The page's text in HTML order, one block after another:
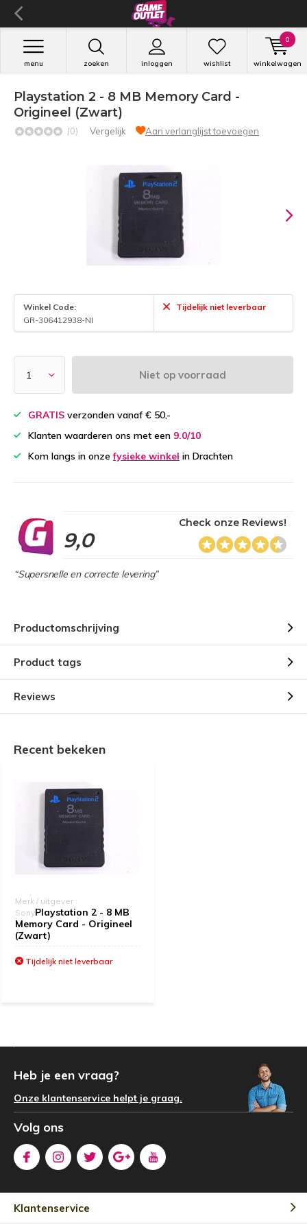
zoeken inloggen
menu wishlist winkelwagen
0
Playstation 2 - 8 MB Memory Card -
Origineel (Zwart)
(0) Vergelijk Aan verlanglijst toevoegen
Winkel Code:
GR-306412938-NI
Tijdelijk niet leverbaar
Niet op voorraad
GRATIS verzonden vanaf € 50,-
Klanten waarderen ons met een 9.0/10
Kom langs in onzefysieke winkel in Drachten
9,0
Check onze Reviews!
“Supersnelle en correcte levering”
Productomschrijving
Product tags
Reviews
Recent bekeken
Merk / uitgever :
SonyPlaystation 2 - 8 MB
Memory Card - Origineel
(Zwart)
Tijdelijk niet leverbaar
Heb je een vraag?
Onze klantenservice helpt je graag.
Volg ons
Klantenservice